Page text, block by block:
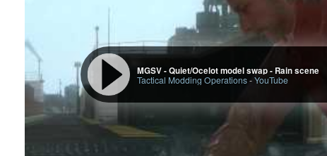
MGSV - Quiet/Ocelot model swap - Rain scene
Tactical Modding Operations-YouTube